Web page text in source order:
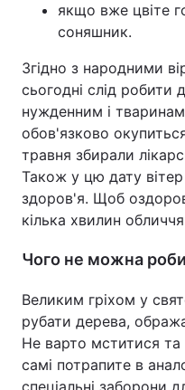
якщо вже цвіте
соняшник.
Згідно з народними
сьогодні слід робити
нужденним і
обов'язково
травня збирали
Також у цю дату
здоров'я. Щоб
кілька хвилин
Чого не можна
Великим гріхом у
рубати дерева,
Не варто мститися та
самі потрапите в
спеціальні заборони